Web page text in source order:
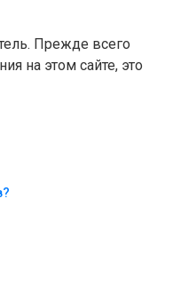
Прежде всего
на этом сайте, это